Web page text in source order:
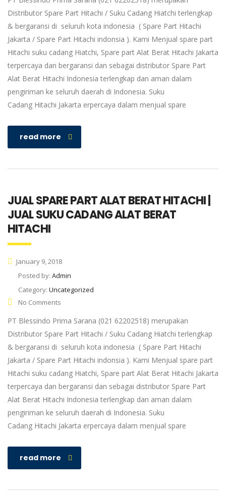
Distributor Spare Part Hitachi / Suku Cadang Hiatchi terlengkap
& bergaransi di seluruh kota indonesia ( Spare Part Hitachi
Jakarta / Spare Part Hitachi indonsia ). Kami Menjual spare part
Hitachi suku cadang Hiatchi, Spare part Alat Berat Hitachi Jakarta
terpercaya dan bergaransi dan sebagai distributor Spare Part
Alat Berat Hitachi Indonesia terlengkap dan aman dalam
pengiriman ke seluruh daerah di Indonesia. Suku
Cadang Hitachi Jakarta erpercaya dalam menjual spare
read more
JUAL SPARE PART ALAT BERAT HITACHI |
JUAL SUKU CADANG ALAT BERAT
HITACHI
January 9, 2018
Posted by: Admin
Category: Uncategorized
No Comments
PT Blessindo Prima Sarana (021 62202518) merupakan
Distributor Spare Part Hitachi / Suku Cadang Hiatchi terlengkap
& bergaransi di seluruh kota indonesia ( Spare Part Hitachi
Jakarta / Spare Part Hitachi indonsia ). Kami Menjual spare part
Hitachi suku cadang Hiatchi, Spare part Alat Berat Hitachi Jakarta
terpercaya dan bergaransi dan sebagai distributor Spare Part
Alat Berat Hitachi Indonesia terlengkap dan aman dalam
pengiriman ke seluruh daerah di Indonesia. Suku
Cadang Hitachi Jakarta erpercaya dalam menjual spare
read more